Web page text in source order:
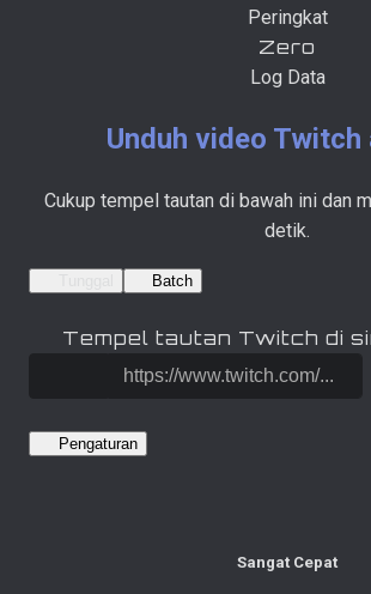
Peringkat
Zero
Log Data
Unduh video Twitch
Cukup tempel tautan di bawah ini dan
detik.
Batch
Tempel tautan Twitch di
Pengaturan
Sangat Cepat